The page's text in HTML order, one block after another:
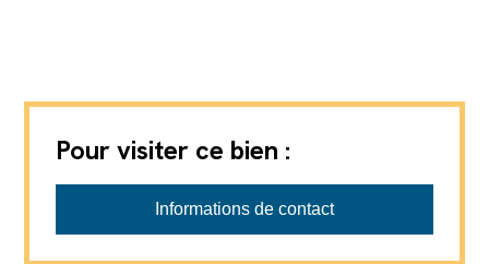
Pour visiter ce bien :
Informations de contact